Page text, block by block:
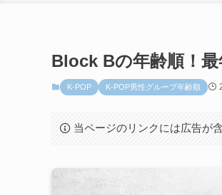
Block Bの年齢順！
K-POP K-POP男性グループ年齢順
当ページのリンクには広告が